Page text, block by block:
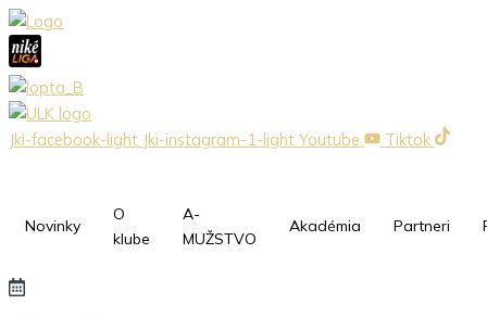
Preskočiť
na
obsah
Jki-facebook-light Jki-instagram-1-light Youtube Tiktok
Novinky
O
klube
A-
MUŽSTVO
Akadémia Partneri